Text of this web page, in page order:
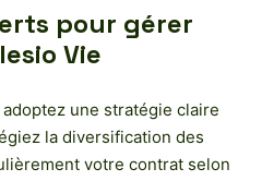
pour gérer
Vie
une stratégie claire
la diversification des
votre contrat selon